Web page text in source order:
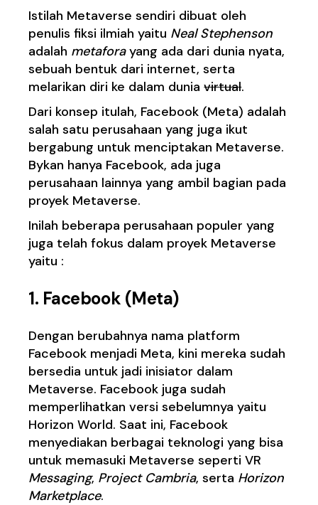
Istilah Metaverse sendiri dibuat oleh
penulis fiksi ilmiah yaitu Neal Stephenson
adalah metaforayang ada dari dunia nyata,
sebuah bentuk dari internet, serta
melarikan diri ke dalam duniavirtual.
Dari konsep itulah, Facebook (Meta) adalah
salah satu perusahaan yang juga ikut
bergabung untuk menciptakan Metaverse.
Bykan hanya Facebook, ada juga
perusahaan lainnya yang ambil bagian pada
proyek Metaverse.
Inilah beberapa perusahaan populer yang
juga telah fokus dalam proyek Metaverse
yaitu :
1. Facebook (Meta)
Dengan berubahnya nama platform
Facebook menjadi Meta, kini mereka sudah
bersedia untuk jadi inisiator dalam
Metaverse. Facebook juga sudah
memperlihatkan versi sebelumnya yaitu
Horizon World. Saat ini, Facebook
menyediakan berbagai teknologi yang bisa
untuk memasuki Metaverse seperti VR
Messaging, Project Cambria, serta Horizon
Marketplace.